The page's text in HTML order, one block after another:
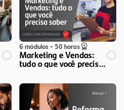
6 módulos • 50 horas
Marketing e Vendas:
tudo o que você precisa